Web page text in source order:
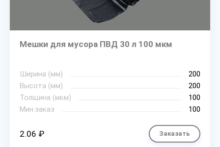
Мешки для мусора ПВД 30 л 100 мкм
Ширина (мм)
200
Высота (мм)
200
Толщина (мкм)
100
Мин.заказ
100
2.06 ₽ Заказать